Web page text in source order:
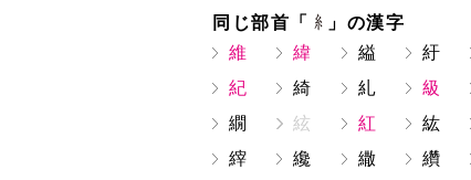
同じ部首「
」の漢字
維
緯 縊 紆
紀
綺 糺 級
繝
絃 紅 紘
縡
纔 繖 纘